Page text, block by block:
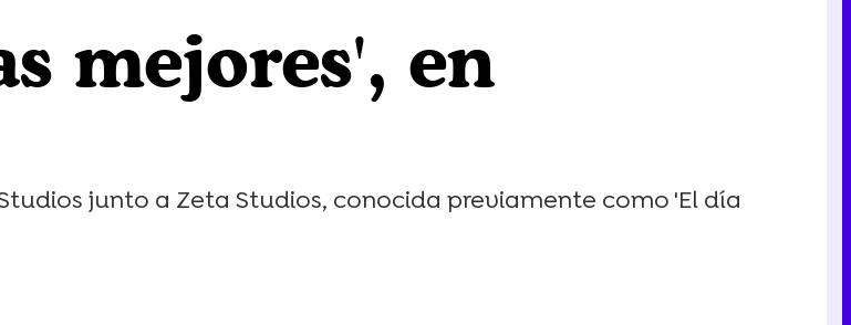
mejores', en
junto a Zeta Studios, conocida previamente como 'El día